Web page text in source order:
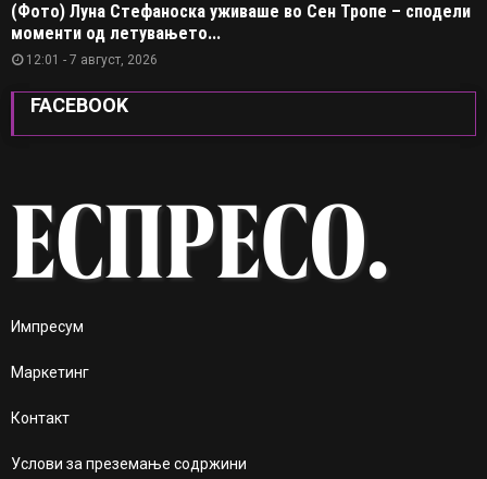
(Фото) Луна Стефаноска уживаше во Сен Тропе – сподели
моменти од летувањето...
12:01 - 7 август, 2026
FACEBOOK
Импресум
Маркетинг
Контакт
Услови за преземање содржини